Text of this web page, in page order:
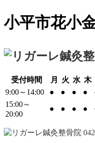
小平市花小
受付時間 月 火 水 木
9:00～14:00
● ● ● ●
15:00～
20:00
● ● ● ●